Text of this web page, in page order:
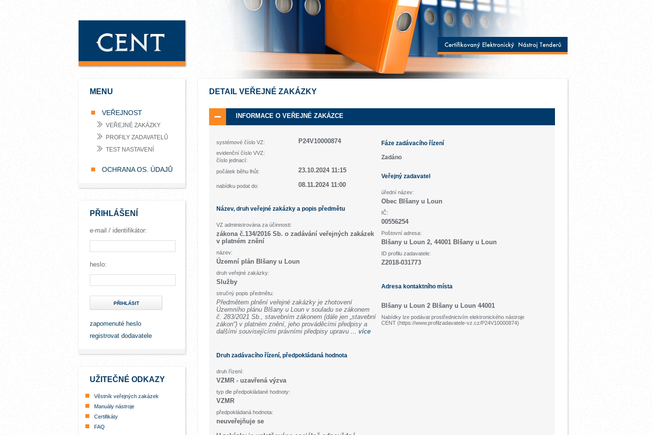
MENU
VEŘEJNOST
VEŘEJNÉ ZAKÁZKY
PROFILY ZADAVATELŮ
TEST NASTAVENÍ
OCHRANA OS. ÚDAJŮ
PŘIHLÁŠENÍ
e-mail / identifikátor:
heslo:
PŘIHLÁSIT
zapomenuté heslo
registrovat dodavatele
UŽITEČNÉ ODKAZY
Věstník veřejných zakázek
Manuály nástroje
Certifikáty
FAQ
DETAIL VEŘEJNÉ ZAKÁZKY
INFORMACE O VEŘEJNÉ ZAKÁZCE
systémové číslo VZ: P24V10000874
evidenční číslo VVZ:
číslo jednací:
počátek běhu lhůt:
23.10.2024 11:15
nabídku podat do: 08.11.2024 11:00
Název, druh veřejné zakázky a popis předmětu
VZ administrována za účinnosti:
zákona č.134/2016 Sb. o zadávání veřejných zakázek
v platném znění
název:
Územní plán Blšany u Loun
druh veřejné zakázky:
Služby
stručný popis předmětu:
Předmětem plnění veřejné zakázky je zhotovení
Územního plánu Blšany u Loun v souladu se zákonem
č. 283/2021 Sb., stavebním zákonem (dále jen „stavební
zákon“) v platném znění, jeho prováděcími předpisy a
dalšími souvisejícími právními předpisy upravu ... více
Druh zadávacího řízení, předpokládaná hodnota
druh řízení:
VZMR - uzavřená výzva
typ dle předpokládané hodnoty:
VZMR
předpokládaná hodnota:
neuveřejňuje se
Fáze zadávacího řízení
Zadáno
Veřejný zadavatel
úřední název:
Obec Blšany u Loun
IČ:
00556254
Poštovní adresa:
Blšany u Loun 2, 44001 Blšany u Loun
ID profilu zadavatele:
Z2018-031773
Adresa kontaktního místa
Blšany u Loun 2 Blšany u Loun 44001
Nabídky lze podávat prostřednictvím elektronického nástroje
CENT (https://www.profilzadavatele-vz.cz/P24V10000874)